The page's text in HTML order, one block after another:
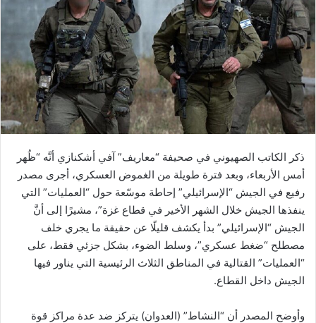
ذكر الكاتب الصهيوني في صحيفة “معاريف” آفي أشكنازي أنَّه “ظُهر
أمس الأربعاء، وبعد فترة طويلة من الغموض العسكري، أجرى مصدر
رفيع في الجيش “الإسرائيلي” إحاطة موسّعة حول “العمليات” التي
ينفذها الجيش خلال الشهر الأخير في قطاع غزة”، مشيرًا إلى أنَّ
الجيش “الإسرائيلي” بدأ يكشف قليلًا عن حقيقة ما يجري خلف
مصطلح “ضغط عسكري”، وسلط الضوء، بشكل جزئي فقط، على
“العمليات” القتالية في المناطق الثلاث الرئيسية التي يناور فيها
الجيش داخل القطاع.
وأوضح المصدر أن “النشاط” (العدوان) يتركز ضد عدة مراكز قوة